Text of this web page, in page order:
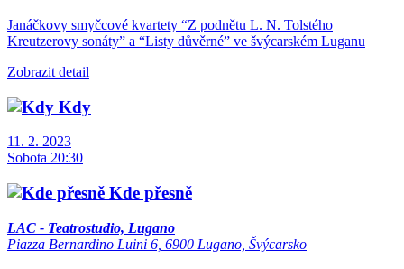
Janáčkovy smyčcové kvartety “Z podnětu L. N. Tolstého
Kreutzerovy sonáty” a “Listy důvěrné” ve švýcarském Luganu
Zobrazit detail
Kdy
11. 2. 2023
Sobota 20:30
Kde přesně
LAC - Teatrostudio, Lugano
Piazza Bernardino Luini 6, 6900 Lugano, Švýcarsko